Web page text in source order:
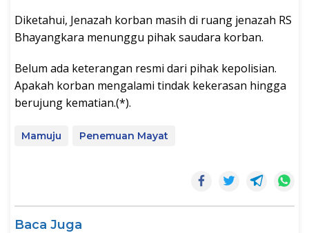
Diketahui, Jenazah korban masih di ruang jenazah RS
Bhayangkara menunggu pihak saudara korban.
Belum ada keterangan resmi dari pihak kepolisian.
Apakah korban mengalami tindak kekerasan hingga
berujung kematian.(*).
Mamuju Penemuan Mayat
Baca Juga